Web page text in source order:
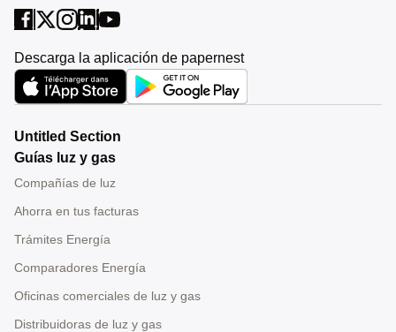
Descarga la aplicación de papernest
Untitled Section
Guías luz y gas
Compañías de luz
Ahorra en tus facturas
Trámites Energía
Comparadores Energía
Oficinas comerciales de luz y gas
Distribuidoras de luz y gas